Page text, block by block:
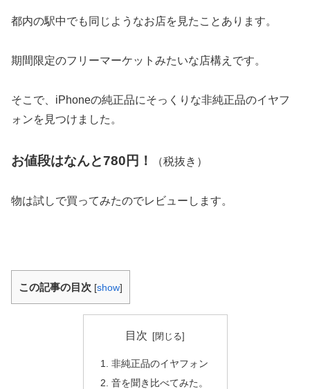
都内の駅中でも同じようなお店を見たことあります。
期間限定のフリーマーケットみたいな店構えです。
そこで、iPhoneの純正品にそっくりな非純正品のイヤフ
ォンを見つけました。
お値段はなんと780円！ （税抜き）
物は試しで買ってみたのでレビューします。
この記事の目次 [show]
目次
非純正品のイヤフォン
音を聞き比べてみた。